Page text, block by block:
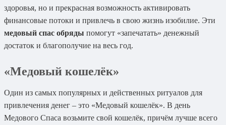
здоровья, но и прекрасная возможность активировать
финансовые потоки и привлечь в свою жизнь изобилие. Эти
медовый спас обряды помогут «запечатать» денежный
достаток и благополучие на весь год.
«Медовый кошелёк»
Один из самых популярных и действенных ритуалов для
привлечения денег – это «Медовый кошелёк». В день
Медового Спаса возьмите свой кошелёк, причём лучше всего